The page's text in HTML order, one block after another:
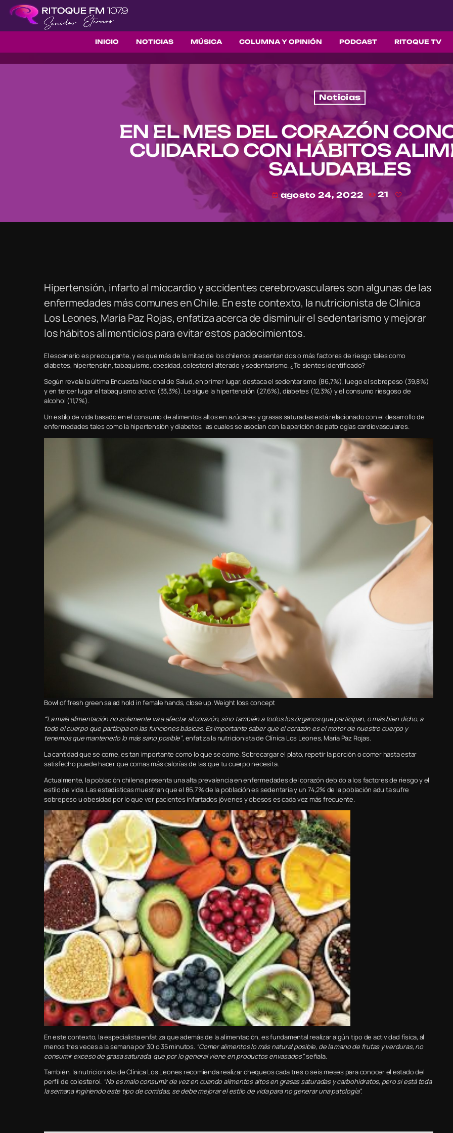
INICIO NOTICIAS MÚSICA COLUMNA Y OPINIÓN PODCAST RITOQUE TV
Noticias
EN EL MES DEL CORAZÓN
CUIDARLO CON HÁBITOS
SALUDABLES
today agosto 24, 2022 21
Hipertensión, infarto al miocardio y accidentes cerebrovasculares son algunas de las
enfermedades más comunes en Chile. En este contexto, la nutricionista de Clínica
Los Leones, María Paz Rojas, enfatiza acerca de disminuir el sedentarismo y mejorar
los hábitos alimenticios para evitar estos padecimientos.
El escenario es preocupante, y es que más de la mitad de los chilenos presentan dos o más factores de riesgo tales como
diabetes, hipertensión, tabaquismo, obesidad, colesterol alterado y sedentarismo. ¿Te sientes identificado?
Según revela la última Encuesta Nacional de Salud, en primer lugar, destaca el sedentarismo (86,7%), luego el sobrepeso (39,8%)
y en tercer lugar el tabaquismo activo (33,3%). Le sigue la hipertensión (27,6%), diabetes (12,3%) y el consumo riesgoso de
alcohol (11,7%).
Un estilo de vida basado en el consumo de alimentos altos en azúcares y grasas saturadas está relacionado con el desarrollo de
enfermedades tales como la hipertensión y diabetes, las cuales se asocian con la aparición de patologías cardiovasculares.
Bowl of fresh green salad hold in female hands, close up. Weight loss concept
“La mala alimentación no solamente va a afectar al corazón, sino también a todos los órganos que participan, o más bien dicho, a
todo el cuerpo que participa en las funciones básicas. Es importante saber que el corazón es el motor de nuestro cuerpo y
tenemos que mantenerlo lo más sano posible”, enfatiza la nutricionista de Clínica Los Leones, María Paz Rojas.
La cantidad que se come, es tan importante como lo que se come. Sobrecargar el plato, repetir la porción o comer hasta estar
satisfecho puede hacer que comas más calorías de las que tu cuerpo necesita.
Actualmente, la población chilena presenta una alta prevalencia en enfermedades del corazón debido a los factores de riesgo y el
estilo de vida. Las estadísticas muestran que el 86,7% de la población es sedentaria y un 74,2% de la población adulta sufre
sobrepeso u obesidad por lo que ver pacientes infartados jóvenes y obesos es cada vez más frecuente.
En este contexto, la especialista enfatiza que además de la alimentación, es fundamental realizar algún tipo de actividad física, al
menos tres veces a la semana por 30 o 35 minutos. “Comer alimentos lo más natural posible, de la mano de frutas y verduras, no
consumir exceso de grasa saturada, que por lo general viene en productos envasados”,señala.
También, la nutricionista de Clínica Los Leones recomienda realizar chequeos cada tres o seis meses para conocer el estado del
perfil de colesterol. “No es malo consumir de vez en cuando alimentos altos en grasas saturadas y carbohidratos, pero si está toda
la semana ingiriendo este tipo de comidas, se debe mejorar el estilo de vida para no generar una patología”.